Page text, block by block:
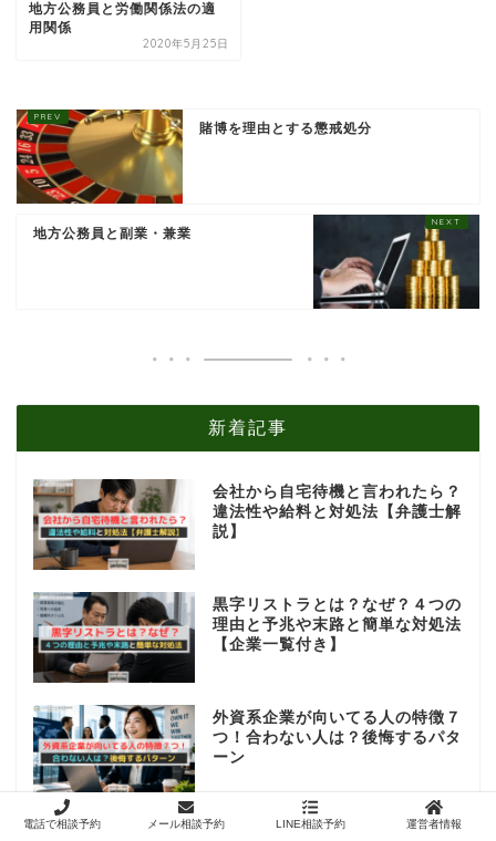
地方公務員と労働関係法の適
用関係
2020年5月25日
賭博を理由とする懲戒処分
地方公務員と副業・兼業
新着記事
会社から自宅待機と言われたら？
違法性や給料と対処法【弁護士解
説】
黒字リストラとは？なぜ？４つの
理由と予兆や末路と簡単な対処法
【企業一覧付き】
外資系企業が向いてる人の特徴７
つ！合わない人は？後悔するパタ
ーン
不当解雇の解決金とは？相場や高
電話で相談予約 メール相談予約 LINE相談予約 運営者情報